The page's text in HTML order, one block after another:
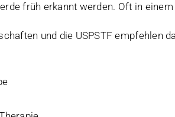
früh erkannt werden. Oft in
und die USPSTF empfehlen